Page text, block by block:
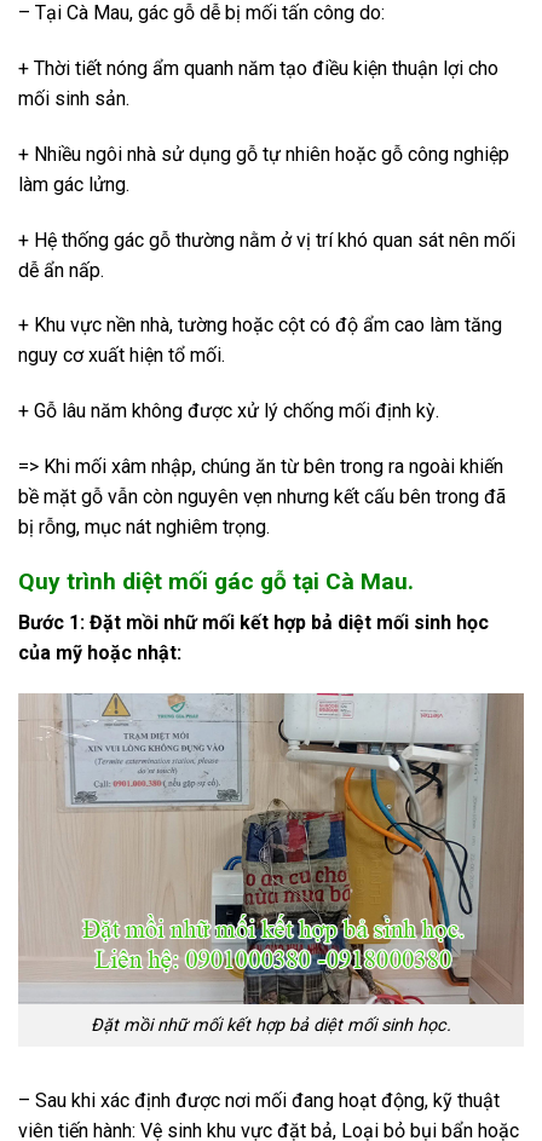
– Tại Cà Mau, gác gỗ dễ bị mối tấn công do:
+ Thời tiết nóng ẩm quanh năm tạo điều kiện thuận lợi cho
mối sinh sản.
+ Nhiều ngôi nhà sử dụng gỗ tự nhiên hoặc gỗ công nghiệp
làm gác lửng.
+ Hệ thống gác gỗ thường nằm ở vị trí khó quan sát nên mối
dễ ẩn nấp.
+ Khu vực nền nhà, tường hoặc cột có độ ẩm cao làm tăng
nguy cơ xuất hiện tổ mối.
+ Gỗ lâu năm không được xử lý chống mối định kỳ.
=> Khi mối xâm nhập, chúng ăn từ bên trong ra ngoài khiến
bề mặt gỗ vẫn còn nguyên vẹn nhưng kết cấu bên trong đã
bị rỗng, mục nát nghiêm trọng.
Quy trình diệt mối gác gỗ tại Cà Mau.
Bước 1: Đặt mồi nhữ mối kết hợp bả diệt mối sinh học
của mỹ hoặc nhật:
Đặt mồi nhữ mối kết hợp bả diệt mối sinh học.
– Sau khi xác định được nơi mối đang hoạt động, kỹ thuật
viên tiến hành: Vệ sinh khu vực đặt bả, Loại bỏ bụi bẩn hoặc